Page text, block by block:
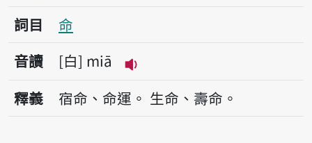
詞目
命
音讀
白 miā
播放音讀miā
釋義 宿命、命運。 生命、壽命。